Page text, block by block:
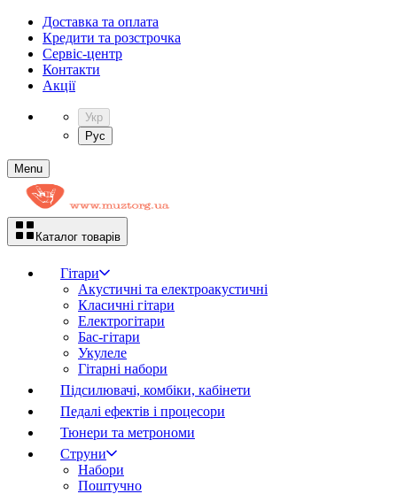
Доставка та оплата
Кредити та розстрочка
Сервіc-центр
Контакти
Акції
Укр
Рус
Menu
Каталог товарів
Гітари
Акустичні та електроакустичні
Класичні гітари
Електрогітари
Бас-гітари
Укулеле
Гітарні набори
Підсилювачі, комбіки, кабінети
Педалі ефектів і процесори
Тюнери та метрономи
Струни
Набори
Поштучно